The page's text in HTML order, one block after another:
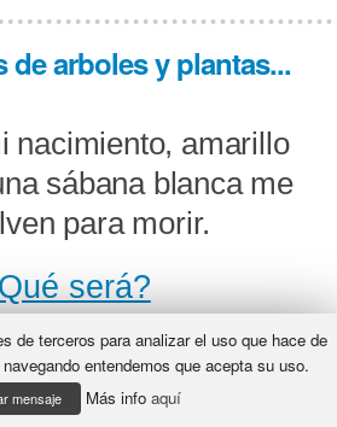
de arboles y plantas...
nacimiento, amarillo
sábana blanca me
para morir.
será?
las primeras en
de terceros para analizar el uso que hace de
entendemos que acepta su uso.
mensaje Más info aquí